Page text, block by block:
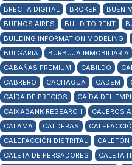
BRECHA DIGITAL
BROKER
BUEN
BUENOS AIRES
BUILD TO RENT
BUILDING INFORMATION MODELING
BULGARIA
BURBUJA INMOBILIARIA
CABAÑAS PREMIUM
CABILDO
CABRERO
CACHAGUA CADEM
CAÍDA DE PRECIOS
CAÍDA DEL
CAIXABANK RESEARCH
CAJEROS
CALAMA
CALDERAS
CALEFACCIÓN DISTRITAL
CALEFÓN
CALETA DE PERSADORES
CALETA